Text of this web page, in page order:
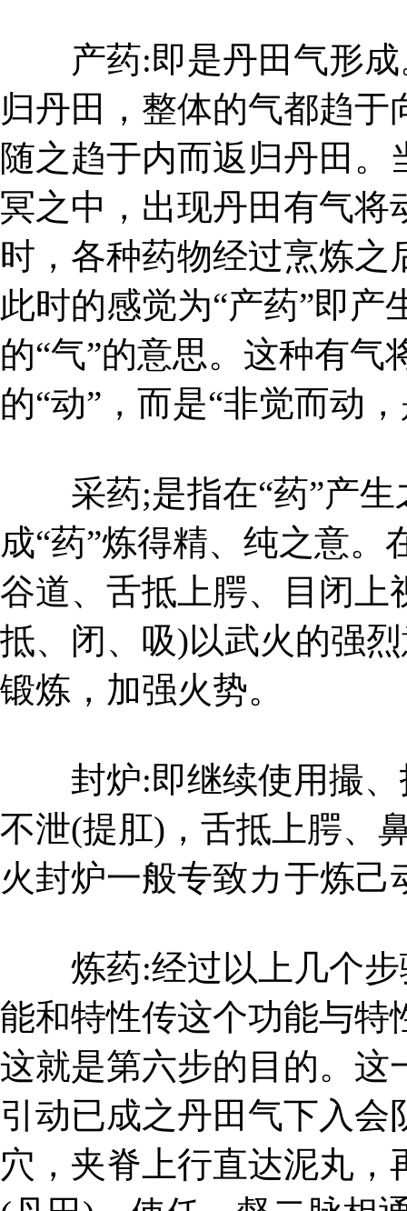
产药:即是丹田气形成
归丹田，整体的气都趋
随之趋于内而返归丹田
冥之中，出现丹田有气将
时，各种药物经过烹炼
此时的感觉为“产药”即
的“气”的意思。这种有
的“动”，而是“非觉而动
采药;是指在“药”产生
成“药”炼得精、纯之意
谷道、舌抵上腭、目闭上
抵、闭、吸)以武火的强
锻炼，加强火势。
封炉:即继续使用撮、
不泄(提肛)，舌抵上腭、
火封炉一般专致カ于炼己
炼药:经过以上几个步
能和特性传这个功能与特
这就是第六步的目的。这
引动已成之丹田气下入
穴，夹脊上行直达泥丸